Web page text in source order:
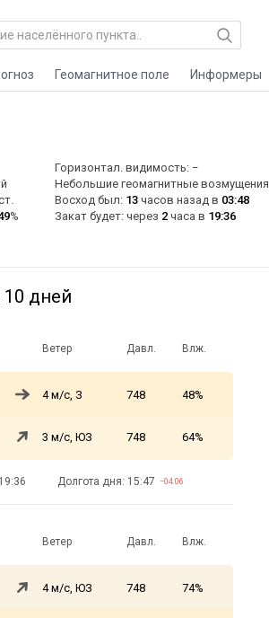
Геомагнитное поле Информеры
%
Горизонтал. видимость: −
Небольшие геомагнитные возмущения
Восход был: 13 часов назад в 03:48
Закат будет: через 2 часа в 19:36
дней
Ветер Давл. Влж.
4 м/с, З 748 48%
3 м/с, ЮЗ 748 64%
Долгота дня: 15:47 −04:06
Ветер Давл. Влж.
4 м/с, ЮЗ 748 74%